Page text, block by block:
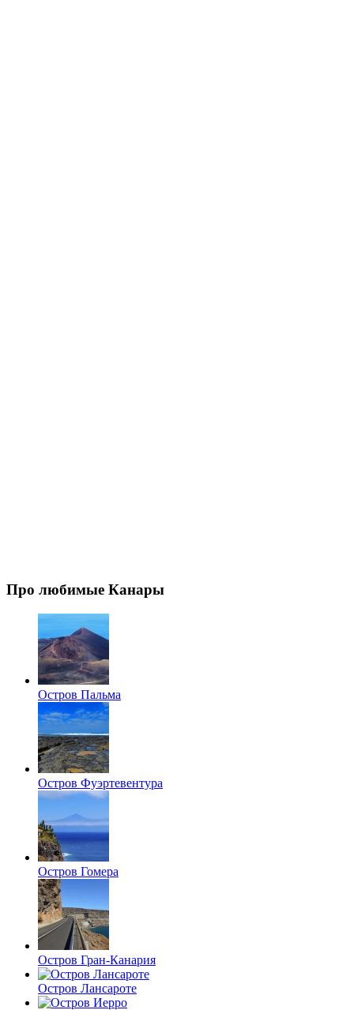
Про любимые Канары
Остров Пальма
Остров Фуэртевентура
Остров Гомера
Остров Гран-Канария
Остров Лансароте